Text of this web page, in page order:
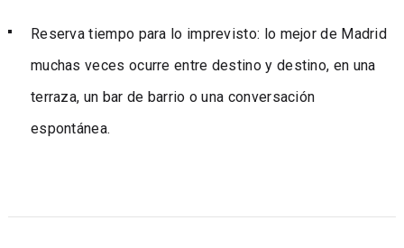
Reserva tiempo para lo imprevisto: lo mejor de Madrid
muchas veces ocurre entre destino y destino, en una
terraza, un bar de barrio o una conversación
espontánea.